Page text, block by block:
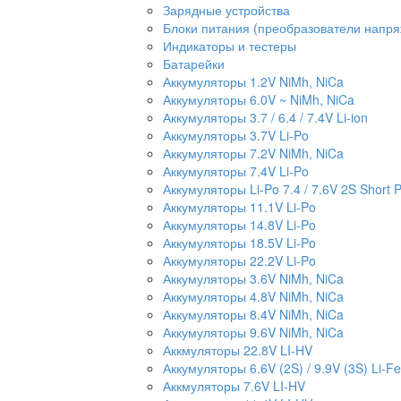
Зарядные устройства
Блоки питания (преобразователи
Индикаторы и тестеры
Батарейки
Аккумуляторы 1.2V NiMh, NiCa
Аккумуляторы 6.0V ~ NiMh, NiCa
Аккумуляторы 3.7 / 6.4 / 7.4V Li-ion
Аккумуляторы 3.7V Li-Po
Аккумуляторы 7.2V NiMh, NiCa
Аккумуляторы 7.4V Li-Po
Аккумуляторы Li-Po 7.4 / 7.6V 2S Short
Аккумуляторы 11.1V Li-Po
Аккумуляторы 14.8V Li-Po
Аккумуляторы 18.5V Li-Po
Аккумуляторы 22.2V Li-Po
Аккумуляторы 3.6V NiMh, NiCa
Аккумуляторы 4.8V NiMh, NiCa
Аккумуляторы 8.4V NiMh, NiCa
Аккумуляторы 9.6V NiMh, NiCa
Аккмуляторы 22.8V LI-HV
Аккумуляторы 6.6V (2S) / 9.9V (3S) Li-Fe
Аккмуляторы 7.6V LI-HV